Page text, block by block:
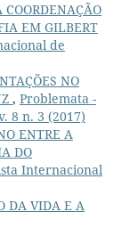
COORDENAÇÃO
EM GILBERT
de
NO
, Problemata -
8 n. 3 (2017)
ENTRE A
DO
Internacional
DA VIDA E A